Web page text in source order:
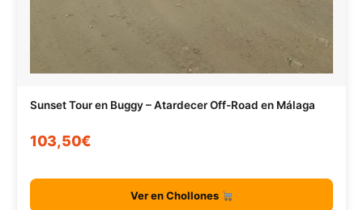
Sunset Tour en Buggy – Atardecer Off-Road en Málaga
103,50€
Ver en Chollones